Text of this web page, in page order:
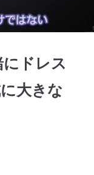
ドレス
大きな
有